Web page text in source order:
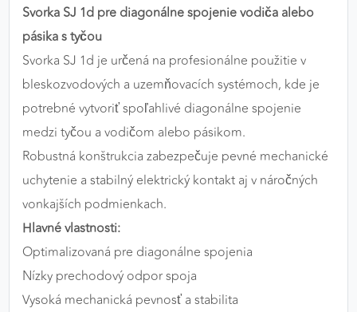
Svorka SJ 1d pre diagonálne spojenie vodiča alebo
pásika s tyčou
Svorka SJ 1d je určená na profesionálne použitie v
bleskozvodových a uzemňovacích systémoch, kde je
potrebné vytvoriť spoľahlivé diagonálne spojenie
medzi tyčou a vodičom alebo pásikom.
Robustná konštrukcia zabezpečuje pevné mechanické
uchytenie a stabilný elektrický kontakt aj v náročných
vonkajších podmienkach.
Hlavné vlastnosti:
Optimalizovaná pre diagonálne spojenia
Nízky prechodový odpor spoja
Vysoká mechanická pevnosť a stabilita
výkon a funkčnosť našich stránok.
Google Analytics
Poskytovateľ: Google
MARKETINGOVÉ COOKIES
Marketingové cookies sa používajú na sledovanie
správania používateľov naprieč webovými
stránkami. Umožňujú nám a našim partnerom
zobrazovať cielenú a relevantnú reklamu, a to na
našom webe aj v reklamných sieťach tretích strán.
Google Ads